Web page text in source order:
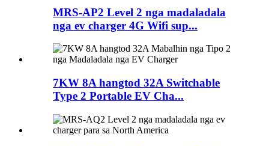
MRS-AP2 Level 2 nga madaladala
nga ev charger 4G Wifi sup...
7KW 8A hangtod 32A Switchable
Type 2 Portable EV Cha...